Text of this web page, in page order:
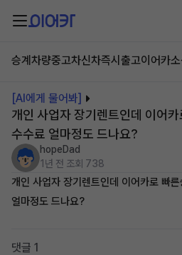
승계차량중고차신차즉시출고이어카소
[AI에게 물어봐]
개인 사업자 장기렌트인데 이어
수수료 얼마정도 드나요?
hopeDad
1년 전 조회 738
개인 사업자 장기렌트인데 이어카로 빠
얼마정도 드나요?
댓글 1